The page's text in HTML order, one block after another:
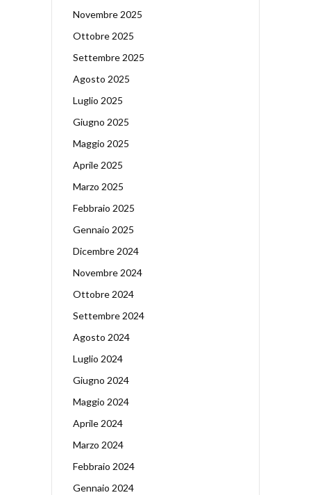
Novembre 2025
Ottobre 2025
Settembre 2025
Agosto 2025
Luglio 2025
Giugno 2025
Maggio 2025
Aprile 2025
Marzo 2025
Febbraio 2025
Gennaio 2025
Dicembre 2024
Novembre 2024
Ottobre 2024
Settembre 2024
Agosto 2024
Luglio 2024
Giugno 2024
Maggio 2024
Aprile 2024
Marzo 2024
Febbraio 2024
Gennaio 2024